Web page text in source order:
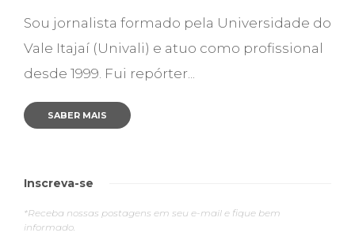
Sou jornalista formado pela Universidade do
Vale Itajaí (Univali) e atuo como profissional
desde 1999. Fui repórter...
SABER MAIS
Inscreva-se
*Receba nossas postagens em seu e-mail e fique bem
informado.